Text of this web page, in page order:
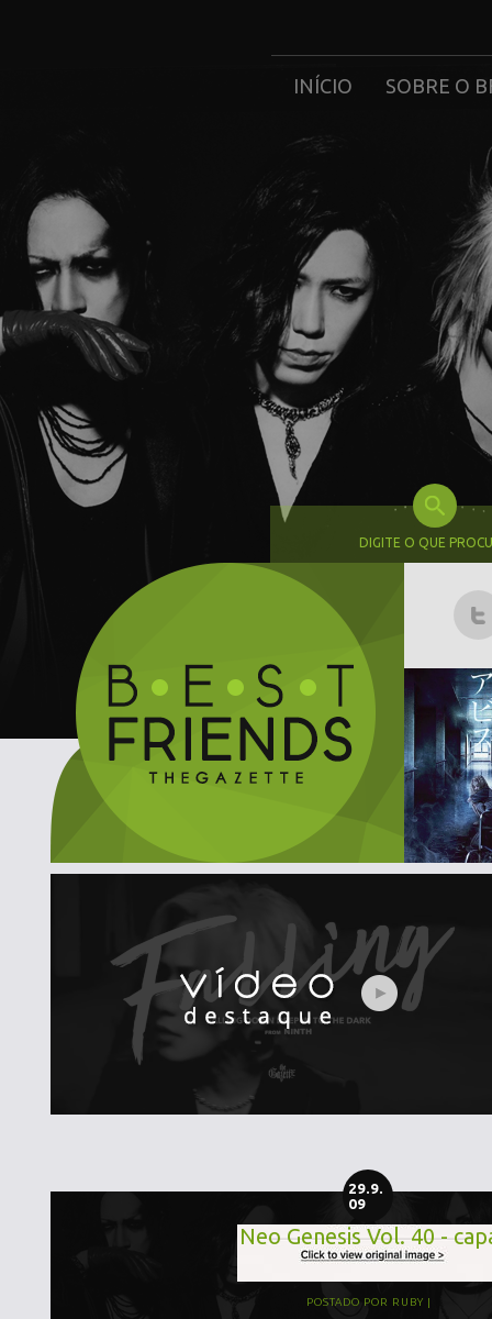
INÍCIO SOBRE O
DIGITE O QUE
29.9.
09
Neo Genesis Vol. 40 -
POSTADO POR RUBY